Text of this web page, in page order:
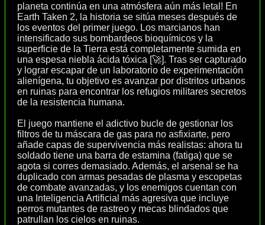
planeta continúa en una atmósfera aún más letal! En
Earth Taken 2, la historia se sitúa meses después de
los eventos del primer juego. Los marcianos han
intensificado sus bombardeos bioquímicos y la
superficie de la Tierra está completamente sumida en
una espesa niebla ácida tóxica [🚀]. Tras ser capturado
y lograr escapar de un laboratorio de experimentación
alienígena, tu objetivo es avanzar por distritos urbanos
en ruinas para encontrar los refugios militares secretos
de la resistencia humana.
El juego mantiene el adictivo bucle de gestionar los
filtros de tu máscara de gas para no asfixiarte, pero
añade capas de supervivencia más realistas: ahora tu
soldado tiene una barra de estamina (fatiga) que se
agota si corres demasiado. Además, el arsenal se ha
duplicado con armas pesadas de plasma y escopetas
de combate avanzadas, y los enemigos cuentan con
una Inteligencia Artificial más agresiva que incluye
perros mutantes de rastreo y mecas blindados que
patrullan los cielos en ruinas.